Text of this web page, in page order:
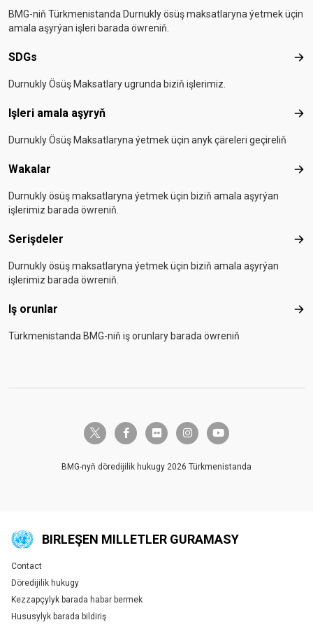
BMG-niň Türkmenistanda Durnukly ösüş maksatlaryna ýetmek üçin
amala aşyrýan işleri barada öwreniň.
SDGs
Durnukly Ösüş Maksatlary ugrunda biziň işlerimiz.
Işleri amala aşyryň
Durnukly Ösüş Maksatlaryna ýetmek üçin anyk çäreleri geçireliň
Wakalar
Durnukly ösüş maksatlaryna ýetmek üçin biziň amala aşyrýan
işlerimiz barada öwreniň.
Serişdeler
Durnukly ösüş maksatlaryna ýetmek üçin biziň amala aşyrýan
işlerimiz barada öwreniň.
Iş orunlar Iş
Türkmenistanda BMG-niň iş orunlary barada öwreniň
twitter-x facebook-fflickr instagramyoutube
BMG-nyň döredijilik hukugy 2026 Türkmenistanda
BIRLEŞEN MILLETLER GURAMASY
Global U.N. menu
Contact
Döredijilik hukugy
Kezzapçylyk barada habar bermek
Hususylyk barada bildiriş